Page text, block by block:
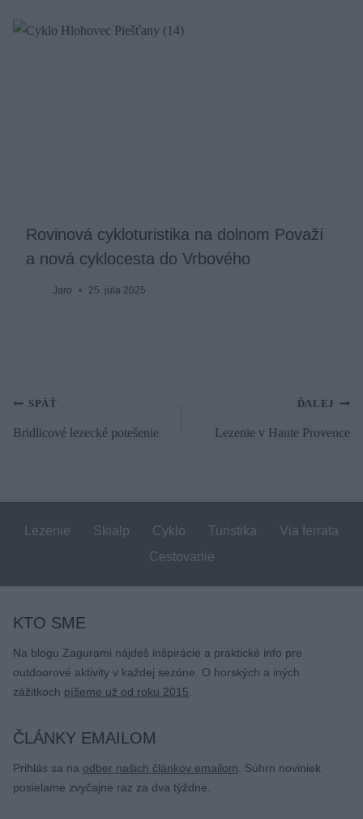
Rovinová cykloturistika na dolnom Považí
a nová cyklocesta do Vrbového
Jaro 25. júla 2025
Navigácia
SPÄŤ
Bridlicové lezecké potešenie
ĎALEJ
Lezenie v Haute Provence
Lezenie Skialp Cyklo Turistika
Via ferrata
Cestovanie
KTO SME
Na blogu Zagurami nájdeš inšpirácie a praktické info pre
outdoorové aktivity v každej sezóne. O horských a iných
zážitkoch píšeme už od roku 2015
ČLÁNKY EMAILOM
Prihlás sa na odber našich článkov emailom . Súhrn noviniek
posielame zvyčajne raz za dva týždne.